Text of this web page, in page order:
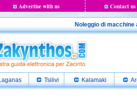
Advertise with us Contact us
Noleggio di macchine
Tsilivi Kalamaki